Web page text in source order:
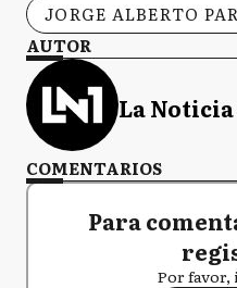
JORGE ALBERTO
AUTOR
La Noticia
COMENTARIOS
Para
Por